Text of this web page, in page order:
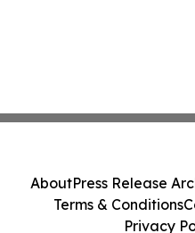
AboutPress Release
Terms & Conditions
Privacy